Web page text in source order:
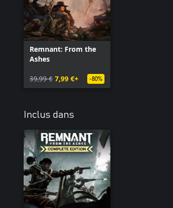
Remnant: From the
Ashes
39,99 € 7,99 €+ -80%
Inclus dans